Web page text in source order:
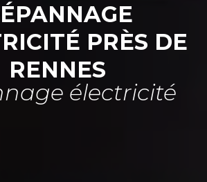
PRÈS DE
RENNES
électricité